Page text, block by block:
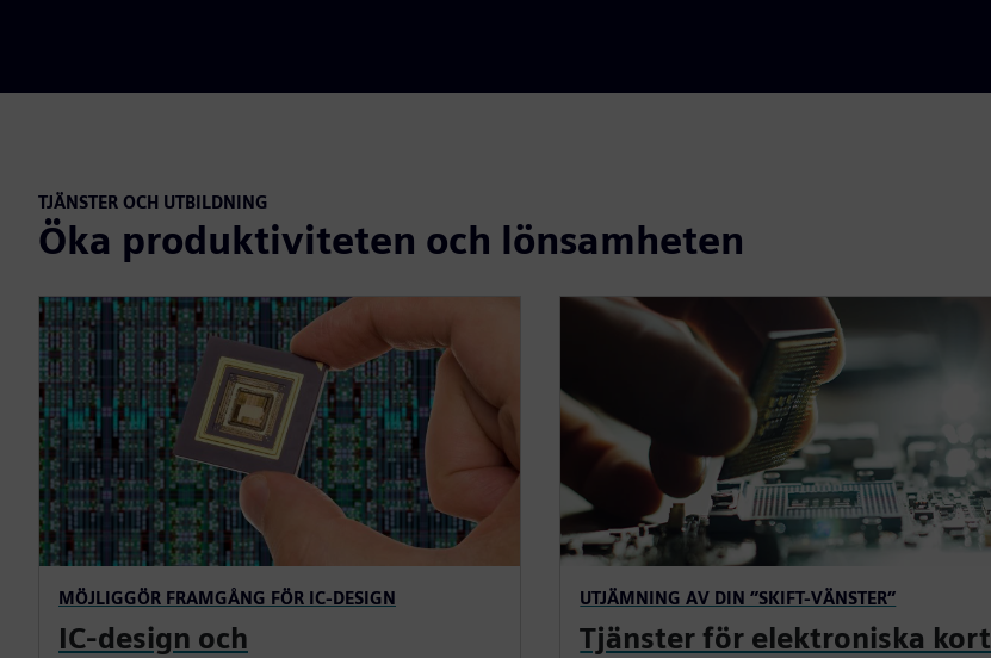
TJÄNSTER OCH UTBILDNING
Öka produktiviteten och lönsamheten
MÖJLIGGÖR FRAMGÅNG FÖR IC-DESIGN
IC-design och
UTJÄMNING AV DIN ”SKIFT-VÄNSTER”
Tjänster för elektroniska kort